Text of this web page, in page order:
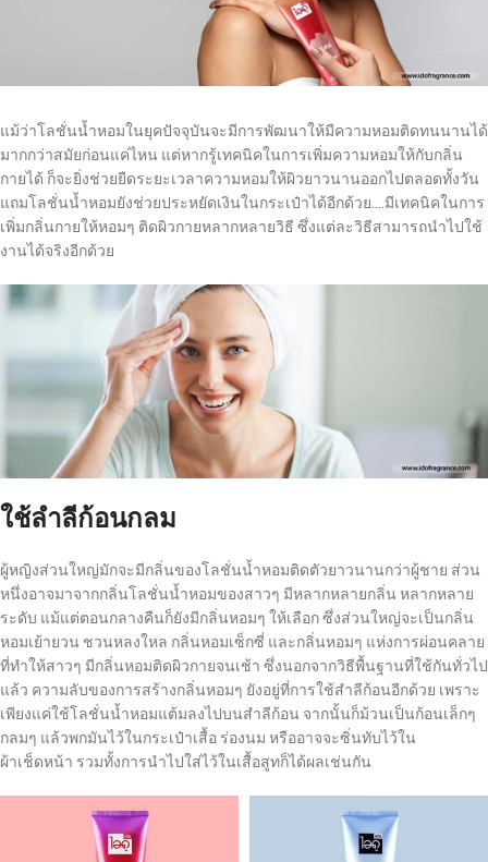
แม้ว่าโลชั่นน้ำหอมในยุคปัจจุบันจะมีการพัฒนาให้มีความหอมติดทนนานได้
มากกว่าสมัยก่อนแค่ไหน แต่หากรู้เทคนิคในการเพิ่มความหอมให้กับกลิ่น
กายได้ ก็จะยิ่งช่วยยืดระยะเวลาความหอมให้ผิวยาวนานออกไปตลอดทั้งวัน
แถมโลชั่นน้ำหอมยังช่วยประหยัดเงินในกระเป๋าได้อีกด้วย….มีเทคนิคในการ
เพิ่มกลิ่นกายให้หอมๆ ติดผิวกายหลากหลายวิธี ซึ่งแต่ละวิธีสามารถนำไปใช้
งานได้จริงอีกด้วย
ใช้ลำลีก้อนกลม
ผู้หญิงส่วนใหญ่มักจะมีกลิ่นของโลชั่นน้ำหอมติดตัวยาวนานกว่าผู้ชาย ส่วน
หนึ่งอาจมาจากกลิ่นโลชั่นน้ำหอมของสาวๆ มีหลากหลายกลิ่น หลากหลาย
ระดับ แม้แต่ตอนกลางคืนก็ยังมีกลิ่นหอมๆ ให้เลือก ซึ่งส่วนใหญ่จะเป็นกลิ่น
หอมเย้ายวน ชวนหลงใหล กลิ่นหอมเซ็กซี่ และกลิ่นหอมๆ แห่งการผ่อนคลาย
ที่ทำให้สาวๆ มีกลิ่นหอมติดผิวกายจนเช้า ซึ่งนอกจากวิธีพื้นฐานที่ใช้กันทั่วไป
แล้ว ความลับของการสร้างกลิ่นหอมๆ ยังอยู่ที่การใช้สำลีก้อนอีกด้วย เพราะ
เพียงแค่ใช้โลชั่นน้ำหอมแต้มลงไปบนสำลีก้อน จากนั้นก็ม้วนเป็นก้อนเล็กๆ
กลมๆ แล้วพกมันไว้ในกระเป๋าเสื้อ ร่องนม หรืออาจจะซิ่นทับไว้ใน
ผ้าเช็ดหน้า รวมทั้งการนำไปใส่ไว้ในเสื้อสูทก็ได้ผลเช่นกัน